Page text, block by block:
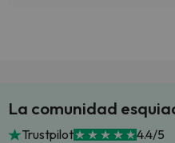
La comunidad
Trustpilot 4.4/5